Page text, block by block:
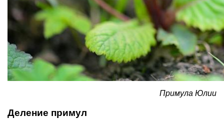
Примула Юлии
Деление примул